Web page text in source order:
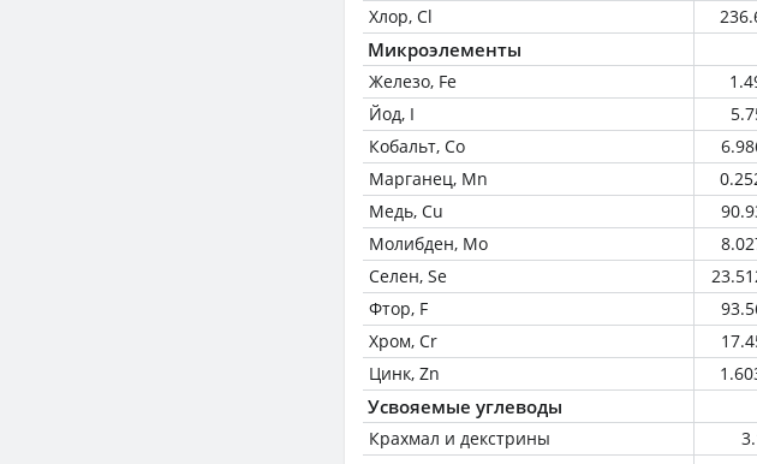
Хлор, Cl
Микроэлементы
Железо, Fe
Йод, I
Кобальт, Co
Марганец, Mn
Медь, Cu
Молибден, Mo
Селен, Se
Фтор, F
Хром, Cr
Цинк, Zn
Усвояемые углеводы
Крахмал и декстрины